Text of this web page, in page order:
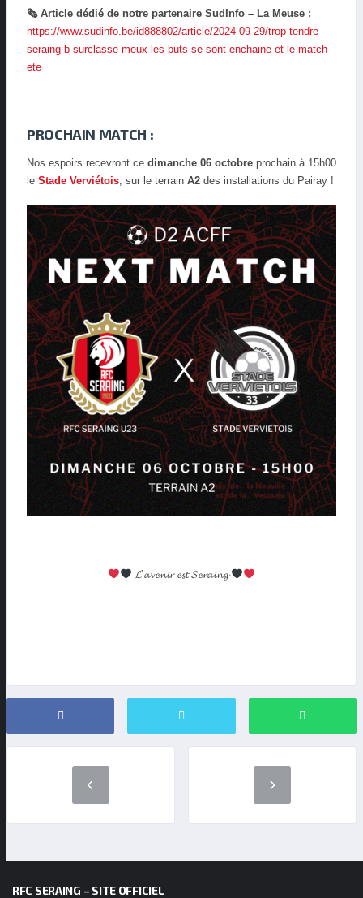
🗞 Article dédié de notre partenaire SudInfo – La Meuse :
https://www.sudinfo.be/id888802/article/2024-09-29/trop-tendre-
seraing-b-surclasse-meux-les-buts-se-sont-enchaine-et-le-match-
ete
PROCHAIN MATCH :
Nos espoirs recevront ce dimanche 06 octobre prochain à 15h00
le Stade Verviétois , sur le terrain A2 des installations du Pairay !
𝓛’𝓪𝓿𝓮𝓷𝓲𝓻 𝓮𝓼𝓽 𝓢𝓮𝓻𝓪𝓲𝓷𝓰
RFC SERAING – SITE OFFICIEL